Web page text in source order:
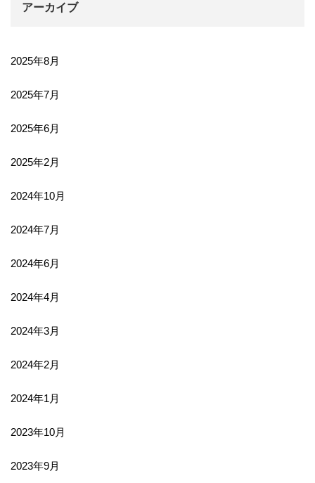
アーカイブ
2025年8月
2025年7月
2025年6月
2025年2月
2024年10月
2024年7月
2024年6月
2024年4月
2024年3月
2024年2月
2024年1月
2023年10月
2023年9月